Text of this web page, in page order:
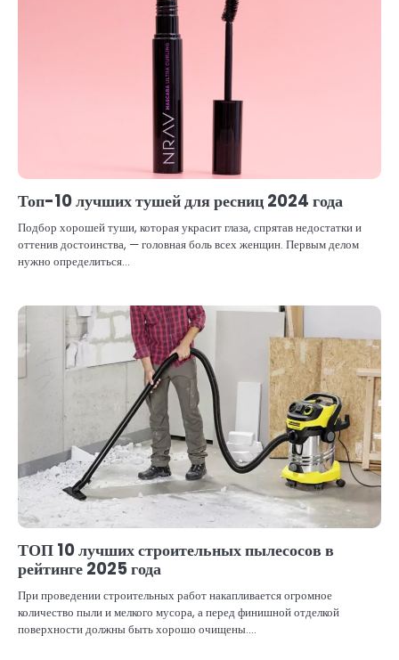
Топ-10 лучших тушей для ресниц 2024 года
Подбор хорошей туши, которая украсит глаза, спрятав недостатки и
оттенив достоинства, — головная боль всех женщин. Первым делом
нужно определиться…
ТОП 10 лучших строительных пылесосов в
рейтинге 2025 года
При проведении строительных работ накапливается огромное
количество пыли и мелкого мусора, а перед финишной отделкой
поверхности должны быть хорошо очищены.…